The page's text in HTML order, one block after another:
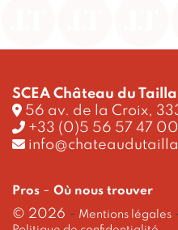
SCEA Château du
56 av. de la Croix,
+33 (0)5 56 57 47 00
Pros - Où nous trouver
© 2026 - Mentions légales